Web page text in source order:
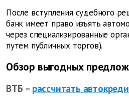
После вступления судебного
банк имеет право изъять
через специализированные
путем публичных торгов).
Обзор выгодных
ВТБ – рассчитать